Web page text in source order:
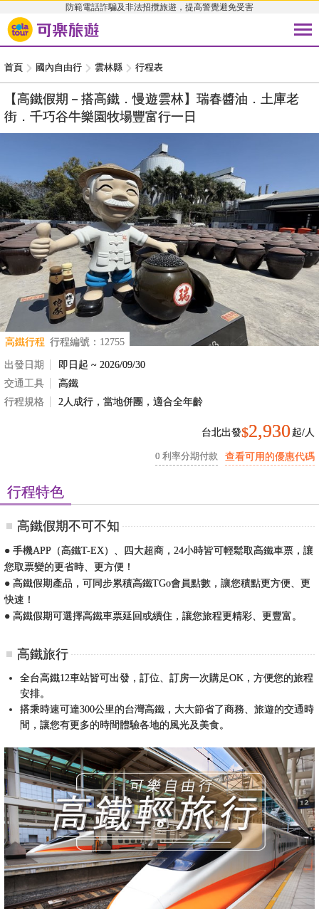
防範電話詐騙及非法招攬旅遊，提高警覺避免受害
首頁 國內自由行 雲林縣 行程表
【高鐵假期－搭高鐵．慢遊雲林】瑞春醬油．土庫老
街．千巧谷牛樂園牧場豐富行一日
高鐵行程 行程編號：12755
出發日期
即日起 ~ 2026/09/30
交通工具
高鐵
行程規格
2人成行，當地併團，適合全年齡
台北出發$2,930 起/人
0 利率分期付款 查看可用的優惠代碼
行程特色
高鐵假期不可不知
● 手機APP（高鐵T-EX）、四大超商，24小時皆可輕鬆取高鐵車票，讓
您取票變的更省時、更方便！
● 高鐵假期產品，可同步累積高鐵TGo會員點數，讓您積點更方便、更
快速！
● 高鐵假期可選擇高鐵車票延回或續住，讓您旅程更精彩、更豐富。
高鐵旅行
全台高鐵12車站皆可出發，訂位、訂房一次購足OK，方便您的旅程
安排。
搭乘時速可達300公里的台灣高鐵，大大節省了商務、旅遊的交通時
間，讓您有更多的時間體驗各地的風光及美食。